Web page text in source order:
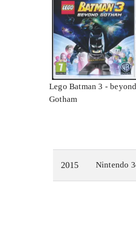
Lego Batman 3 - beyond
Gotham
2015 Nintendo